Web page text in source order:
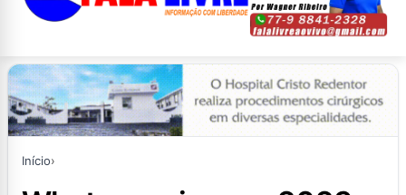
Início›